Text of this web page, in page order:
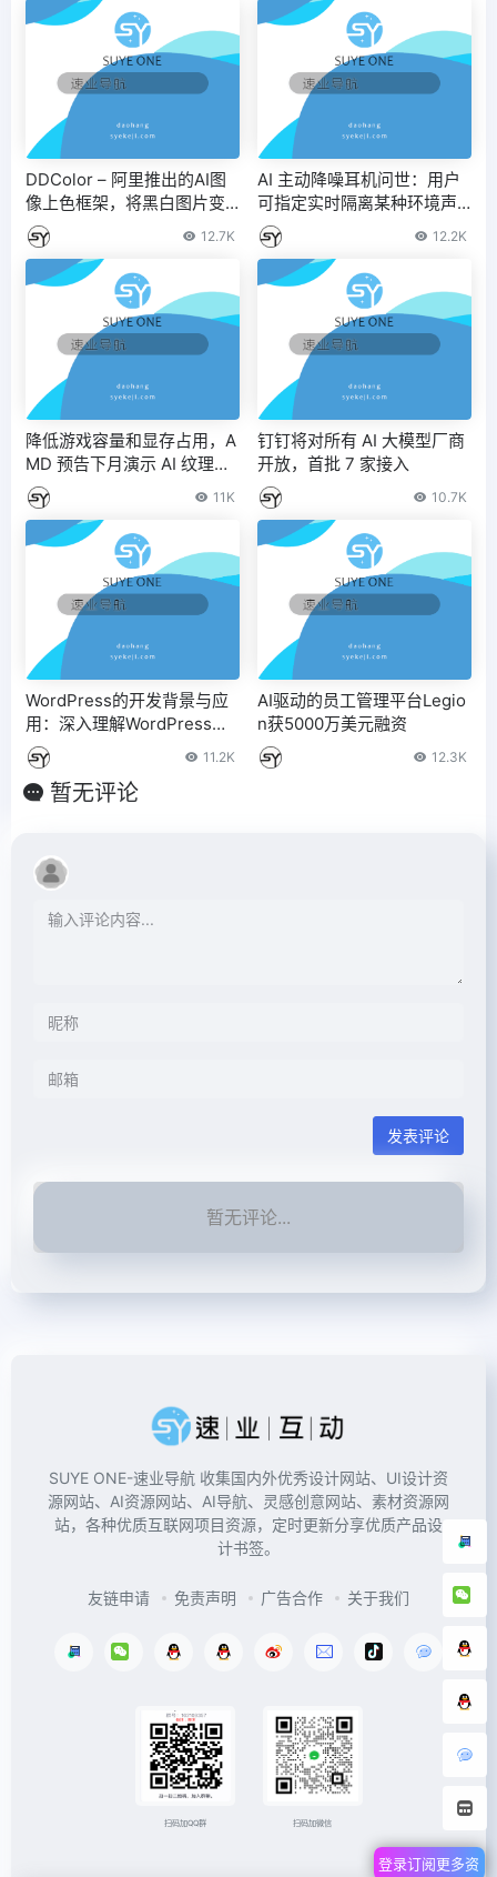
DDColor – 阿里推出的AI图
像上色框架，将黑白图片变
彩色
12.7K
AI 主动降噪耳机问世：用户
可指定实时隔离某种环境声
音 – IT之家
12.2K
降低游戏容量和显存占用，A
MD 预告下月演示 AI 纹理压
缩技术 – IT之家
11K
钉钉将对所有 AI 大模型厂商
开放，首批 7 家接入
10.7K
WordPress的开发背景与应
用：深入理解WordPress的
构建技术
11.2K
AI驱动的员工管理平台Legio
n获5000万美元融资
12.3K
暂无评论
发表评论
暂无评论...
登录订阅更多资
SUYE ONE-速业导航 收集国内外优秀设计网站、UI设计资
源网站、AI资源网站、AI导航、灵感创意网站、素材资源网
站，各种优质互联网项目资源，定时更新分享优质产品设
计书签。
友链申请 免责声明 广告合作 关于我们
扫码加QQ群 扫码加微信